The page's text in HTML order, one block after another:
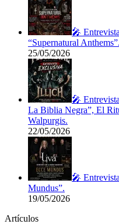
🎤
“Supernatural Anthems”.
25/05/2026
🎤
La Biblia Negra”, El
Walpurgis.
22/05/2026
🎤
Mundus”.
19/05/2026
Artículos